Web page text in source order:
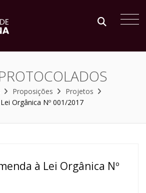
Proposições
Projetos
Orgânica Nº 001/2017
à Lei Orgânica Nº